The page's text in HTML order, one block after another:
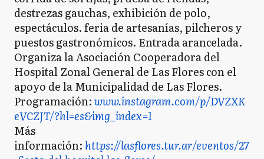
destrezas gauchas, exhibición de polo,
espectáculos. feria de artesanías, pilcheros y
puestos gastronómicos. Entrada arancelada.
Organiza la Asociación Cooperadora del
Hospital Zonal General de Las Flores con el
apoyo de la Municipalidad de Las Flores.
Programación:www.instagram.com/p/DVZXK
eVCZJT/?hl=es&img_index=1
Más
información:https://lasflores.tur.ar/eventos/27